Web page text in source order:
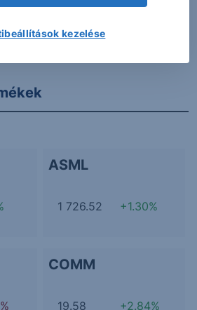
Erste elemzések
ASML
1 726.52 +1.30%
COMM
19.58 +2.84%
kezelése